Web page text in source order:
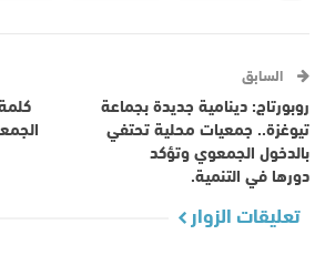
السابق
روبورتاج: دينامية جديدة بجماعة
تيوغزة.. جمعيات محلية تحتفي
بالدخول الجمعوي وتؤكد
دورها في التنمية.
تعليقات الزوار